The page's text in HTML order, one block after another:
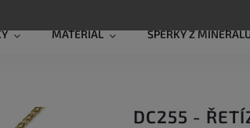
MATERIÁL ŠPERKY Z
DC255 -